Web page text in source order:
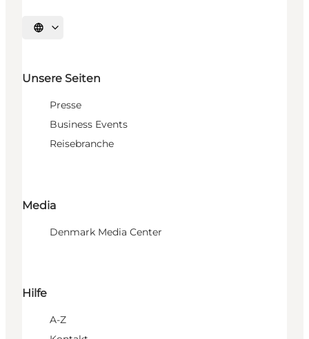
Sprache auswählen
Unsere Seiten
Presse
Business Events
Reisebranche
Media
Denmark Media Center
Hilfe
A-Z